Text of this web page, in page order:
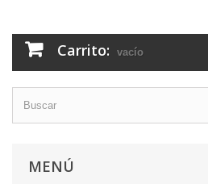
Carrito: vacío
MENÚ